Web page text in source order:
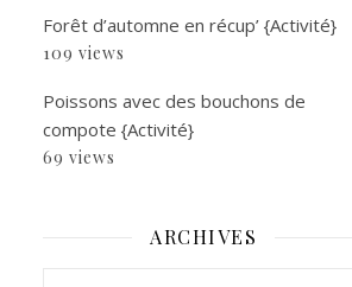
Forêt d’automne en récup’ {Activité}
109 views
Poissons avec des bouchons de
compote {Activité}
69 views
ARCHIVES